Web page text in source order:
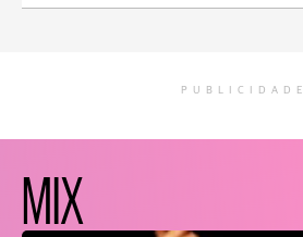
PUBLICIDADE
MIX